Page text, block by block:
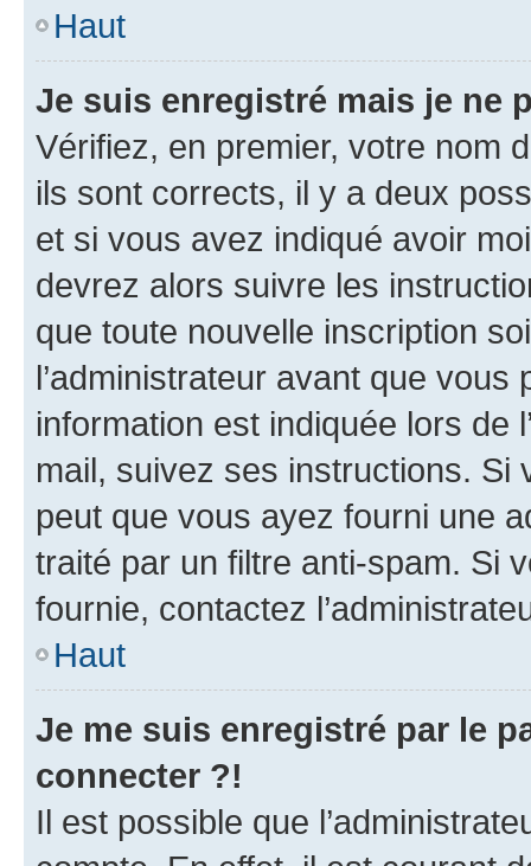
Haut
Je suis enregistré mais je ne
Vérifiez, en premier, votre nom
ils sont corrects, il y a deux
et si vous avez indiqué avoir
devrez alors suivre les
que toute nouvelle inscription
l’administrateur avant que
information est indiquée lors de
mail, suivez ses instructions. Si
peut que vous ayez fourni une
traité par un filtre anti-spam. Si
fournie, contactez
Haut
Je me suis enregistré par le
connecter ?!
Il est possible que